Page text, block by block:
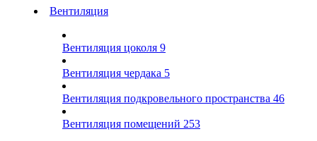
Вентиляция
Вентиляция цоколя 9
Вентиляция чердака 5
Вентиляция подкровельного пространства 46
Вентиляция помещений 253